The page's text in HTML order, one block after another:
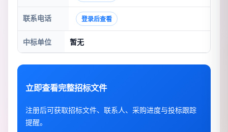
联系电话 登录后查看
中标单位 暂无
立即查看完整招标文件
注册后可获取招标文件、联系人、采购进度与投标跟踪
提醒。